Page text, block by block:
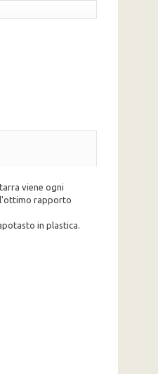
viene ogni
l'ottimo rapporto
in plastica.